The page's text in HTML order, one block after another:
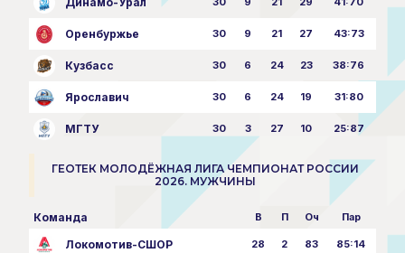
Оренбуржье 30 9 21 27 43:73
Кузбасс 30 6 24 23 38:76
Ярославич 30 6 24 19 31:80
МГТУ 30 3 27 10 25:87
ГЕОТЕК МОЛОДЁЖНАЯ ЛИГА ЧЕМПИОНАТ РОССИИ
2026. МУЖЧИНЫ
Команда В П Оч Пар
Локомотив-СШОР 28 2 83 85:14